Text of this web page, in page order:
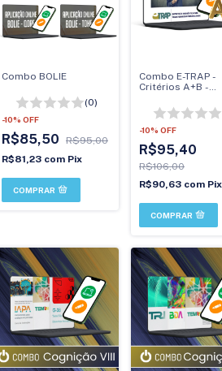
Combo BOLIE
(0)
-10% OFF
R$85,50
R$95,00
R$81,23 com Pix
Combo E-TRAP -
Critérios A+B -
Informatizada
-10% OFF
R$95,40
R$106,00
R$90,63 com Pix